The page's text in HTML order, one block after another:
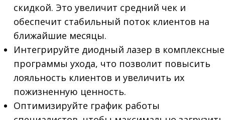
скидкой. Это увеличит средний чек и
обеспечит стабильный поток клиентов на
ближайшие месяцы.
Интегрируйте диодный лазер в комплексные
программы ухода, что позволит повысить
лояльность клиентов и увеличить их
пожизненную ценность.
Оптимизируйте график работы